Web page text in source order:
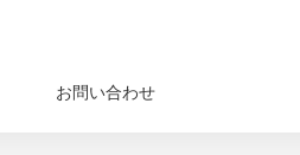
お問い合わせ